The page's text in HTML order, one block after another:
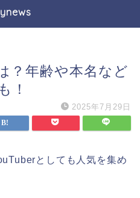
？年齢や本名など
！
2025年7月29日
としても人気を集め